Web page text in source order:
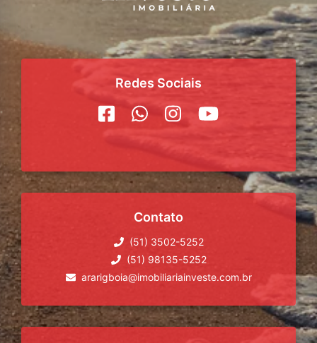
Redes Sociais
Contato
(51) 3502-5252
(51) 98135-5252
ararigboia@imobiliariainveste.com.br